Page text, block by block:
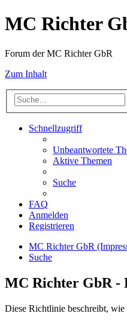
MC Richter
Forum der MC Richter GbR
Zum Inhalt
Schnellzugriff
Unbeantwortete
Aktive Themen
Suche
FAQ
Anmelden
Registrieren
MC Richter GbR
Suche
MC Richter GbR -
Diese Richtlinie beschreibt,